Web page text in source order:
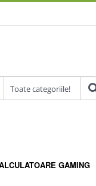
GAMING